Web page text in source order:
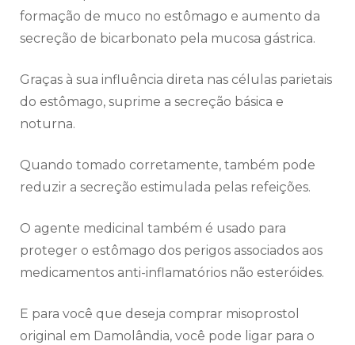
formação de muco no estômago e aumento da
secreção de bicarbonato pela mucosa gástrica.
Graças à sua influência direta nas células parietais
do estômago, suprime a secreção básica e
noturna.
Quando tomado corretamente, também pode
reduzir a secreção estimulada pelas refeições.
O agente medicinal também é usado para
proteger o estômago dos perigos associados aos
medicamentos anti-inflamatórios não esteróides.
E para você que deseja comprar misoprostol
original em Damolândia, você pode ligar para o